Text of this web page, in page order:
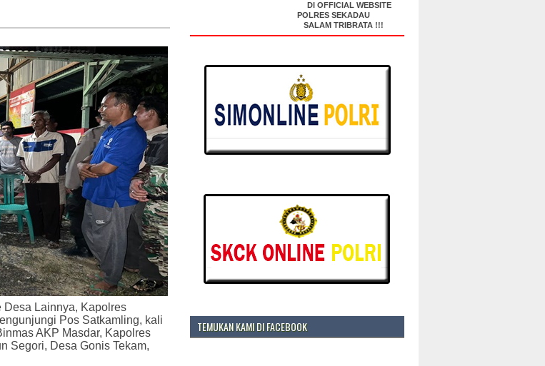
Desa Lainnya, Kapolres
Pos Satkamling, kali
AKP Masdar, Kapolres
Segori, Desa Gonis Tekam,
DI OFFICIAL WEBSITE
POLRES SEKADAU
SALAM TRIBRATA !!!
TEMUKAN KAMI DI FACEBOOK